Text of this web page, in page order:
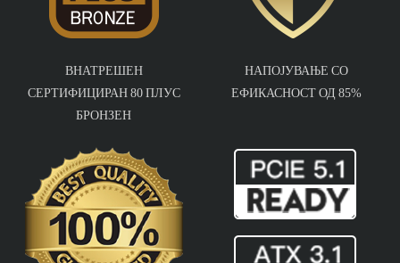
ВНАТРЕШЕН
СЕРТИФИЦИРАН 80 ПЛУС
БРОНЗЕН
НАПОЈУВАЊЕ СО
ЕФИКАСНОСТ ОД 85%